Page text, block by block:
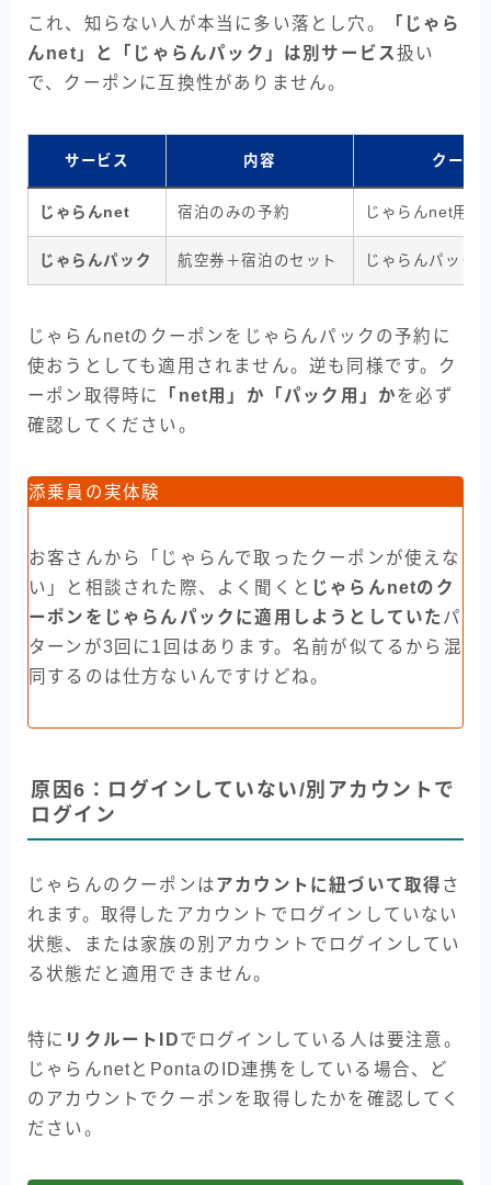
これ、知らない人が本当に多い落とし穴。
「じゃら
んnet」と「じゃらんパック」は別サービス扱い
で、クーポンに互換性がありません。
サービス 内容 クーポ
じゃらんnet 宿泊のみの予約 じゃらんnet用ク
じゃらんパック 航空券＋宿泊のセット じゃらんパック
じゃらんnetのクーポンをじゃらんパックの予約に
使おうとしても適用されません。逆も同様です。ク
ーポン取得時に
「net用」か「パック用」かを必ず
確認してください。
添乗員の実体験
お客さんから「じゃらんで取ったクーポンが使えな
い」と相談された際、よく聞くと じゃらんnetのク
ーポンをじゃらんパックに適用しようとしていた パ
ターンが3回に1回はあります。名前が似てるから混
同するのは仕方ないんですけどね。
原因6：ログインしていない/別アカウントで
ログイン
じゃらんのクーポンはアカウントに紐づいて取得 さ
れます。取得したアカウントでログインしていない
状態、または家族の別アカウントでログインしてい
る状態だと適用できません。
特に リクルートIDでログインしている人は要注意。
じゃらんnetとPontaのID連携をしている場合、ど
のアカウントでクーポンを取得したかを確認してく
ださい。